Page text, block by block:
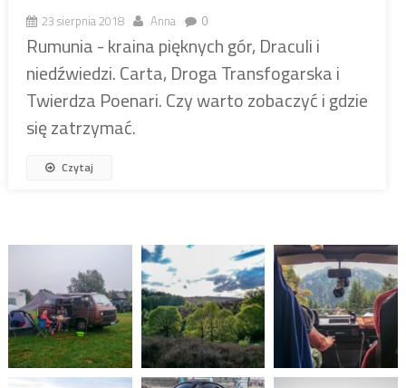
23 sierpnia 2018 Anna 0
Rumunia - kraina pięknych gór, Draculi i
niedźwiedzi. Carta, Droga Transfogarska i
Twierdza Poenari. Czy warto zobaczyć i gdzie
się zatrzymać.
Czytaj